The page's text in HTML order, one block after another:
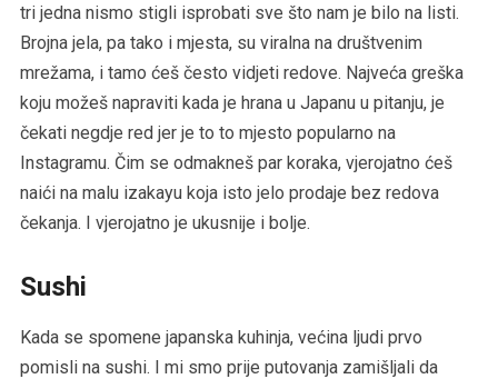
tri jedna nismo stigli isprobati sve što nam je bilo na listi.
Brojna jela, pa tako i mjesta, su viralna na društvenim
mrežama, i tamo ćeš često vidjeti redove. Najveća greška
koju možeš napraviti kada je hrana u Japanu u pitanju, je
čekati negdje red jer je to to mjesto popularno na
Instagramu. Čim se odmakneš par koraka, vjerojatno ćeš
naići na malu izakayu koja isto jelo prodaje bez redova
čekanja. I vjerojatno je ukusnije i bolje.
Sushi
Kada se spomene japanska kuhinja, većina ljudi prvo
pomisli na sushi. I mi smo prije putovanja zamišljali da